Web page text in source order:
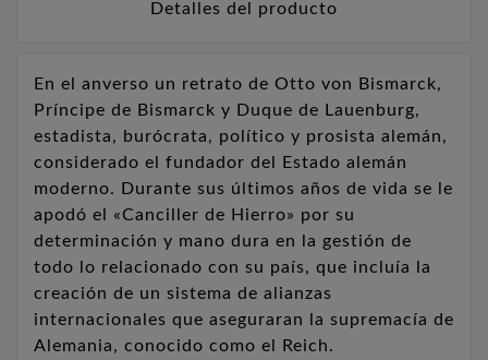
Detalles del producto
En el anverso un retrato de Otto von Bismarck,
Príncipe de Bismarck y Duque de Lauenburg,
estadista, burócrata, político y prosista alemán,
considerado el fundador del Estado alemán
moderno. Durante sus últimos años de vida se le
apodó el «Canciller de Hierro» por su
determinación y mano dura en la gestión de
todo lo relacionado con su país, que incluía la
creación de un sistema de alianzas
internacionales que aseguraran la supremacía de
Alemania, conocido como el Reich.